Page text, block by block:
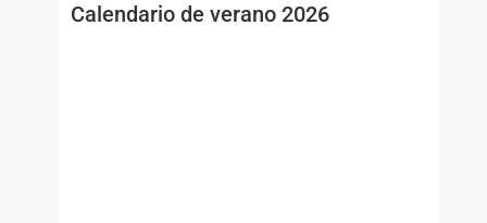
Calendario de verano 2026